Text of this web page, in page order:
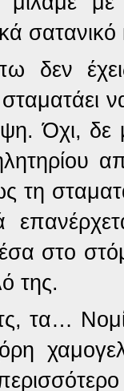
σατανικό
δεν
Όχι, δε
τη
στο
της.
τα…